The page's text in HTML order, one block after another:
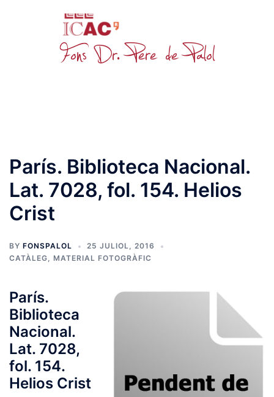
París. Biblioteca Nacional.
Lat. 7028, fol. 154. Helios
Crist
BY FONSPALOL
25 JULIOL, 2016
CATÀLEG, MATERIAL FOTOGRÀFIC
París.
Biblioteca
Nacional.
Lat. 7028,
fol. 154.
Helios Crist